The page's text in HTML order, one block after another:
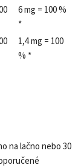
6 mg = 100 %
*
1,4 mg = 100
% *
na lačno nebo 30